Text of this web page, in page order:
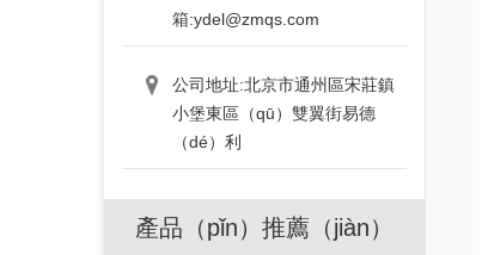
箱:ydel@zmqs.com
公司地址:北京市通州區宋莊鎮
小堡東區（qū）雙翼街易德
（dé）利
產品（pǐn）推薦（jiàn）